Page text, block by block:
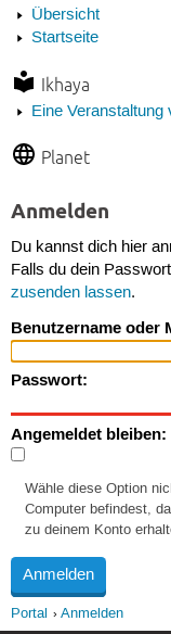
Übersicht
Startseite
Ikhaya
Eine Veranstaltung
Planet
Anmelden
Du kannst dich hier
Falls du dein
zusenden lassen.
Benutzername oder
Passwort:
Angemeldet bleiben:
Wähle diese Option
Computer befindest,
zu deinem Konto
Portal Anmelden